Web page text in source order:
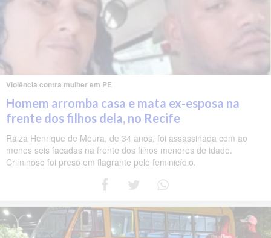
Violência contra mulher em PE
Homem arromba casa e mata ex-esposa na
frente dos filhos dela, no Recife
Raiza Henrique de Moura, de 34 anos, foi assassinada com ao
menos seis facadas na frente dos filhos menores de idade.
Criminoso foi preso em flagrante pelo feminicídio.